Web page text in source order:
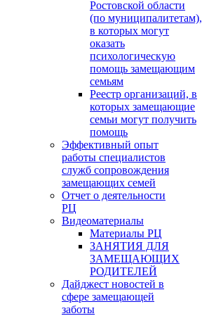
Ростовской области
(по муниципалитетам),
в которых могут
оказать
психологическую
помощь замещающим
семьям
Реестр организаций, в
которых замещающие
семьи могут получить
помощь
Эффективный опыт
работы специалистов
служб сопровождения
замещающих семей
Отчет о деятельности
РЦ
Видеоматериалы
Материалы РЦ
ЗАНЯТИЯ ДЛЯ
ЗАМЕЩАЮЩИХ
РОДИТЕЛЕЙ
Дайджест новостей в
сфере замещающей
заботы